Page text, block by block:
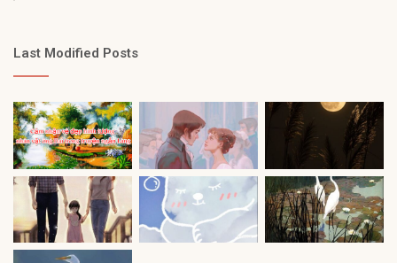
Last Modified Posts